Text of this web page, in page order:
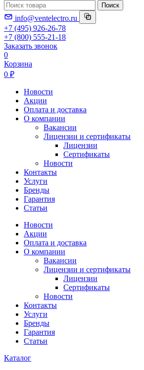
Поиск
info@ventelectro.ru
+7 (495) 926-26-78
+7 (800) 555-21-18
Заказать звонок
0
Корзина
0 ₽
Новости
Акции
Оплата и доставка
О компании
Вакансии
Лицензии и сертификаты
Лицензии
Сертификаты
Новости
Контакты
Услуги
Бренды
Гарантия
Статьи
Новости
Акции
Оплата и доставка
О компании
Вакансии
Лицензии и сертификаты
Лицензии
Сертификаты
Новости
Контакты
Услуги
Бренды
Гарантия
Статьи
Каталог